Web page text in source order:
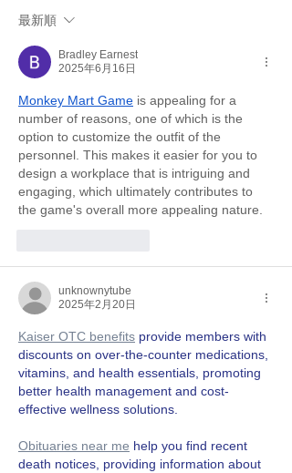
最新順
Bradley Earnest
2025年6月16日
Monkey Mart Game is appealing for a
number of reasons, one of which is the
option to customize the outfit of the
personnel. This makes it easier for you to
design a workplace that is intriguing and
engaging, which ultimately contributes to
the game's overall more appealing nature.
unknownytube
2025年2月20日
Kaiser OTC benefits provide members with
discounts on over-the-counter medications,
vitamins, and health essentials, promoting
better health management and cost-
effective wellness solutions.
Obituaries near me help you find recent
death notices, providing information about